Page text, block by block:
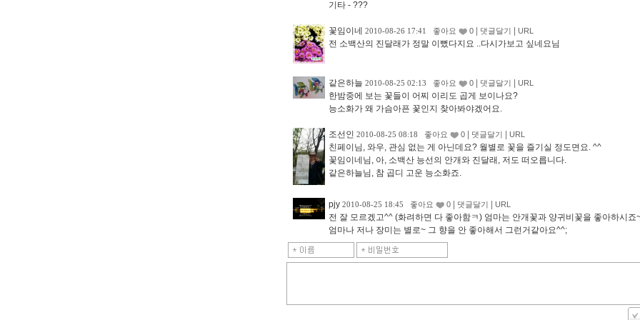
기타 - ???
꽃임이네 2010-08-26 17:41 좋아요 0 댓글달기 URL
전 소백산의 진달래가 정말 이뻤다지요 ..다시가보고 싶네요님
같은하늘 2010-08-25 02:13 좋아요 0 댓글달기 URL
한밤중에 보는 꽃들이 어찌 이리도 곱게 보이나요?
능소화가 왜 가슴아픈 꽃인지 찾아봐야겠어요.
조선인 2010-08-25 08:18 좋아요 0 댓글달기 URL
친페이님, 와우, 관심 없는 게 아닌데요? 월별로 꽃을 즐기실 정도면요. ^^
꽃임이네님, 아, 소백산 능선의 안개와 진달래, 저도 떠오릅니다.
같은하늘님, 참 곱디 고운 능소화죠.
pjy 2010-08-25 18:45 좋아요 0 댓글달기 URL
전 잘 모르겠고^^ (화려하면 다 좋아함ㅋ) 엄마는 안개꽃과 양귀비꽃을 좋아하시죠
엄마나 저나 장미는 별로~ 그 향을 안 좋아해서 그런거같아요^^;